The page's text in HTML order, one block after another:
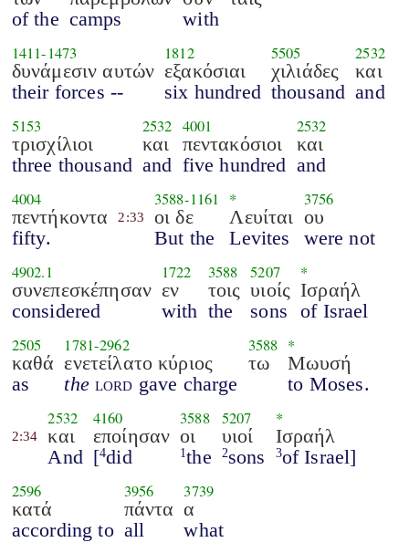
of the camps
with
1411-1473
δυνάμεσιν αυτών
their forces --
1812
εξακόσιαι
six hundred
5505
χιλιάδες
thousand
2532
και
and
5153
τρισχίλιοι
three thousand
2532
και
and
4001
πεντακόσιοι
five hundred
2532
και
and
4004
πεντήκοντα
fifty.
2:33
3588-1161
οι δε
But the
*
Λευίται
Levites
3756
ου
were not
4902.1
συνεπεσκέπησαν
considered
1722
εν
with
3588
τοις
the
5207
υιοίς
sons
*
Ισραήλ
of Israel
2505
καθά
as
1781-2962
ενετείλατο κύριος
the lord gave charge
3588
τω
*
Μωυσή
to Moses.
2:34
2532
και
And
4160
εποίησαν
[4did
3588
οι
1the
5207
υιοί
2sons
*
Ισραήλ
3of Israel]
2596
κατά
according to
3956
πάντα
all
3739
α
what